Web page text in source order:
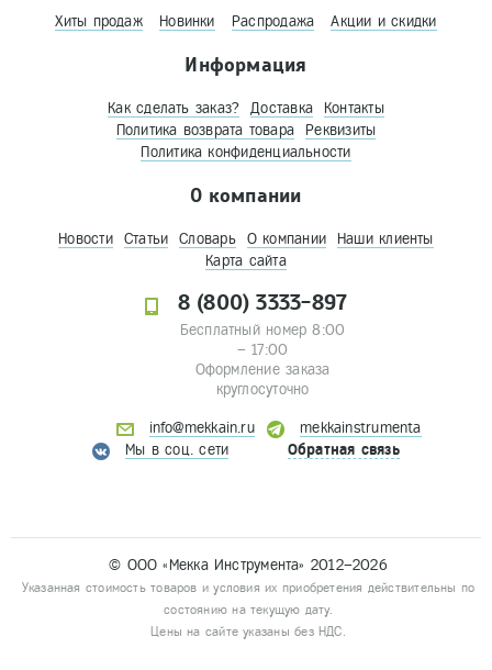
Хиты продаж Новинки Распродажа Акции и скидки
Информация
Как сделать заказ? Доставка
Контакты
Политика возврата товара
Реквизиты
Политика конфиденциальности
О компании
Новости Статьи Словарь О компании
Наши клиенты
Карта сайта
8 (800) 3333-897
Бесплатный номер 8:00
– 17:00
Оформление заказа
круглосуточно
info@mekkain.ru
mekkainstrumenta
Мы в соц. сети
Обратная связь
© ООО «Мекка Инструмента» 2012–2026
Указанная стоимость товаров и условия их приобретения действительны по
состоянию на текущую дату.
Цены на сайте указаны без НДС.